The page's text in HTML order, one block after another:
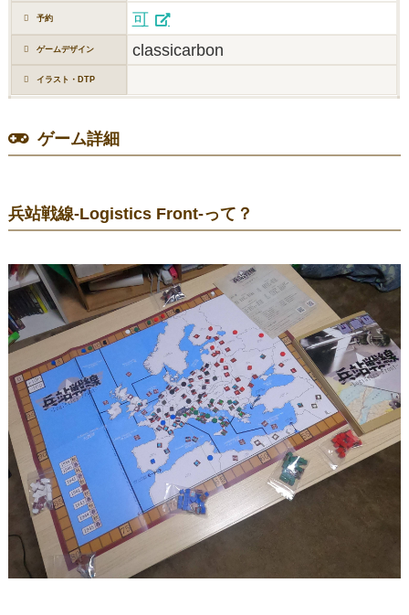
予約 可
ゲームデザイン classicarbon
イラスト・DTP
ゲーム詳細
兵站戦線-Logistics Front-って？